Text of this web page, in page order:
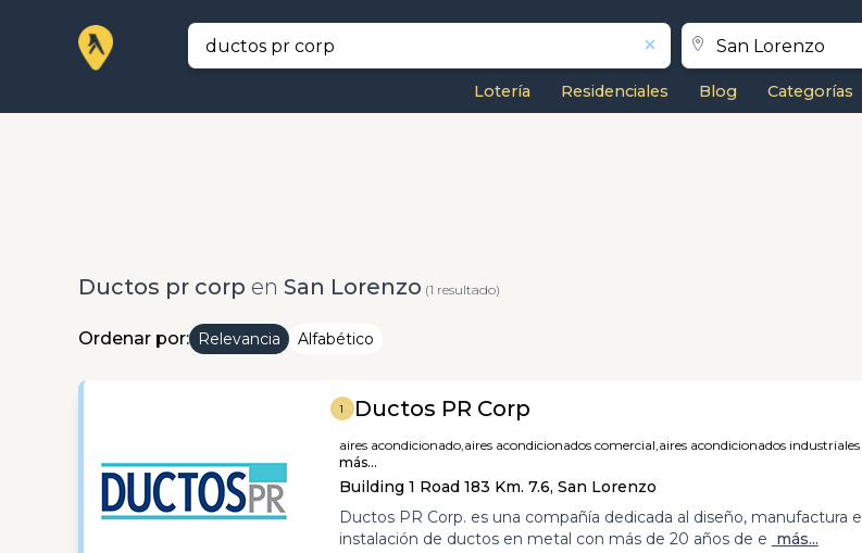
Lotería Residenciales Blog Categorías
Ductos pr corp en San Lorenzo (1 resultado)
Ordenar por: Relevancia Alfabético
1 Ductos PR Corp
aires acondicionado,aires acondicionados comercial,aires acondicionados industriales
más...
Building 1 Road 183 Km. 7.6, San Lorenzo
Ductos PR Corp. es una compañía dedicada al diseño, manufactura e
instalación de ductos en metal con más de 20 años de e más...